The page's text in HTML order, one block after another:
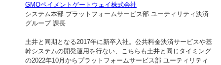
GMOペイメントゲートウェイ株式会社
システム本部 プラットフォームサービス部 ユーティリティ決済
グループ 課長
土井と同期となる2017年に新卒入社。公共料金決済サービスや基
幹システムの開発運用を行ない、こちらも土井と同じタイミング
の2022年10月からプラットフォームサービス部 ユーティリティ